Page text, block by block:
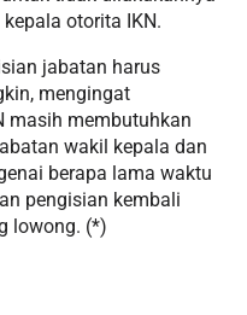
otorita IKN.
jabatan harus
mengingat
masih membutuhkan
wakil kepala dan
berapa lama waktu
pengisian kembali
lowong. (*)